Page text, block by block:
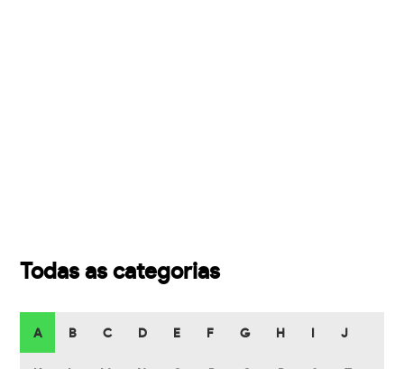
Todas as categorias
A B C D E F G H J